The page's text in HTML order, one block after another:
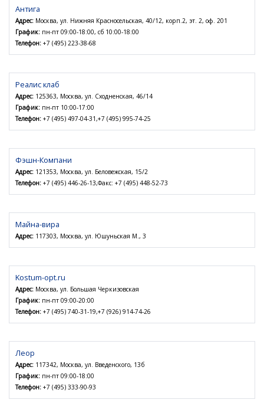
Антига
Адрес: Москва, ул. Нижняя Красносельская, 40/12, корп.2, эт. 2, оф. 201
График: пн-пт 09:00-18:00, сб 10:00-18:00
Телефон: +7 (495) 223-38-68
Реалис клаб
Адрес: 125363, Москва, ул. Сходненская, 46/14
График: пн-пт 10:00-17:00
Телефон: +7 (495) 497-04-31,+7 (495) 995-74-25
Фэшн-Компани
Адрес: 121353, Москва, ул. Беловежская, 15/2
Телефон: +7 (495) 446-26-13,Факс: +7 (495) 448-52-73
Майна-вира
Адрес: 117303, Москва, ул. Юшуньская М., 3
Kostum-opt.ru
Адрес: Москва, ул. Большая Черкизовская
График: пн-пт 09:00-20:00
Телефон: +7 (495) 740-31-19,+7 (926) 914-74-26
Леор
Адрес: 117342, Москва, ул. Введенского, 13б
График: пн-пт 09:00-18:00
Телефон: +7 (495) 333-90-93